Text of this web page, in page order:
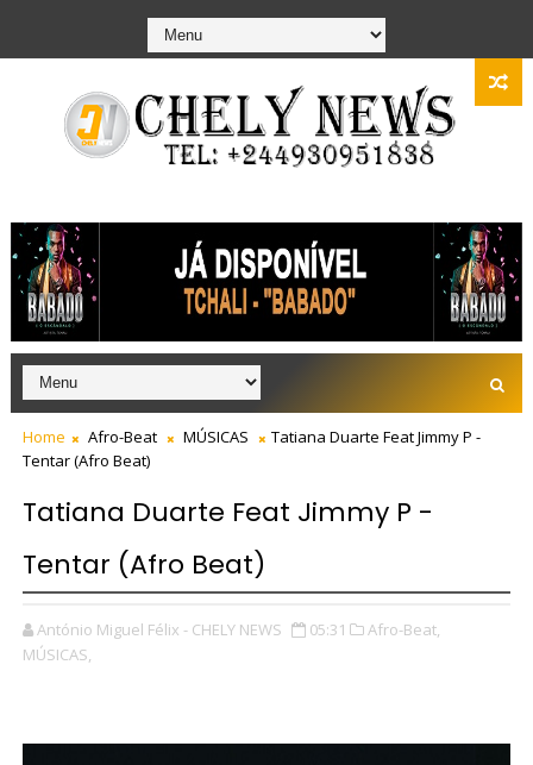
Home Afro-Beat MÚSICAS
Tatiana Duarte Feat Jimmy P -
Tentar (Afro Beat)
Tatiana Duarte Feat Jimmy P -
Tentar (Afro Beat)
António Miguel Félix - CHELY NEWS 05:31
Afro-Beat,
MÚSICAS,